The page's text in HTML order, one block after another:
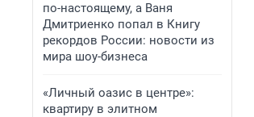
по-настоящему, а Ваня
Дмитриенко попал в Книгу
рекордов России: новости из
мира шоу-бизнеса
«Личный оазис в центре»:
квартиру в элитном